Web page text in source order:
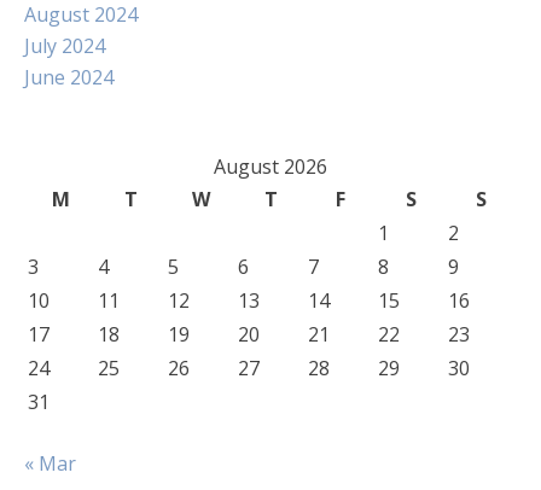
August 2024
July 2024
June 2024
August 2026
M
T W T F S
S
1
2
3
4 5 6 7 8
9
10
11 12 13 14 15
16
17
18 19 20 21 22
23
24
25 26 27 28 29
30
31
« Mar